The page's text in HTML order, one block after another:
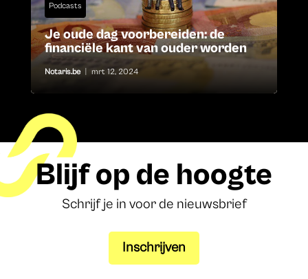
Podcasts
Je oude dag voorbereiden: de
financiële kant van ouder worden
Notaris.be mrt 12, 2024
Blijf op de hoogte
Schrijf je in voor de nieuwsbrief
Inschrijven